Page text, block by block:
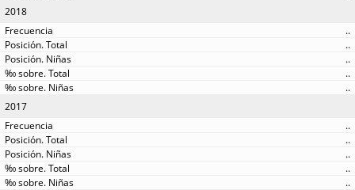
2018
..
..
..
..
..
2017
..
..
..
..
..